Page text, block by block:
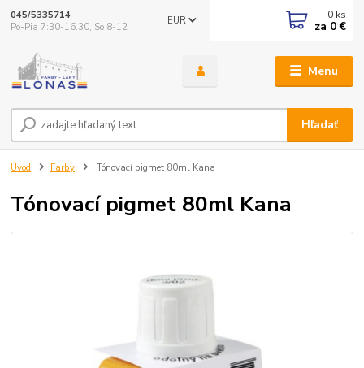
Menu
EUR
Hľadať
045/5335714
Po-Pia 7:30-16.30, So 8-12
0 ks
za 0 €
Úvod Farby Tónovací pigmet 80ml Kana
Tónovací pigmet 80ml Kana